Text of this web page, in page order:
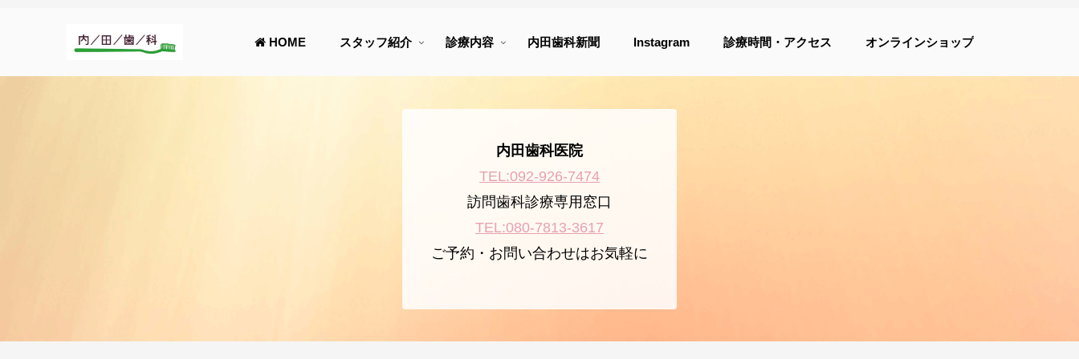
HOME スタッフ紹介 診療内容 内田歯科新聞 Instagram 診療時間・アクセス オンラインショップ
内田歯科医院
TEL:092-926-7474
訪問歯科診療専用窓口
TEL:080-7813-3617
ご予約・お問い合わせはお気軽に